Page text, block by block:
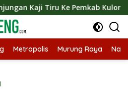
Ke Pemkab Kulon Progo
Metropolis Murung Raya